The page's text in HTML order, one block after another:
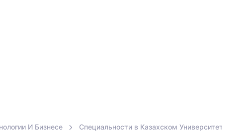
И Бизнесе Специальности в Казахском Университете